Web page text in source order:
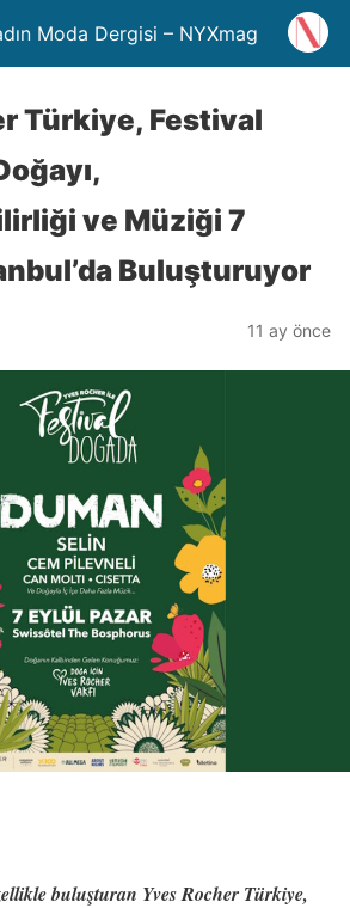
Moda Dergisi – NYXmag
Türkiye, Festival
ve Müziği 7
Buluşturuyor
11 ay önce
buluşturan Yves Rocher Türkiye,